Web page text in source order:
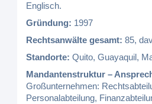
Englisch.
Gründung: 1997
Rechtsanwälte gesamt: 85,
Standorte: Quito, Guayaquil,
Mandantenstruktur –
Großunternehmen:
Personalabteilung,